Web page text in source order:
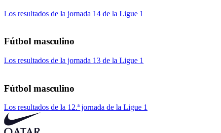
Los resultados de la jornada 14 de la Ligue 1
Fútbol masculino
Los resultados de la jornada 13 de la Ligue 1
Fútbol masculino
Los resultados de la 12.ª jornada de la Ligue 1